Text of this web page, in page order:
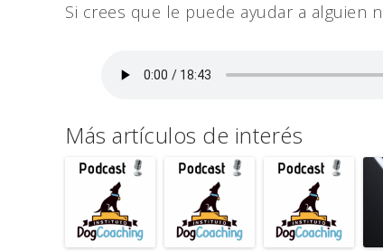
Si crees que le puede ayudar a alguien
Más artículos de interés